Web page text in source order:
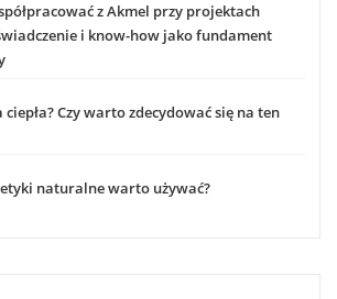
z Akmel przy projektach
i know-how jako fundament
Czy warto zdecydować się na ten
naturalne warto używać?